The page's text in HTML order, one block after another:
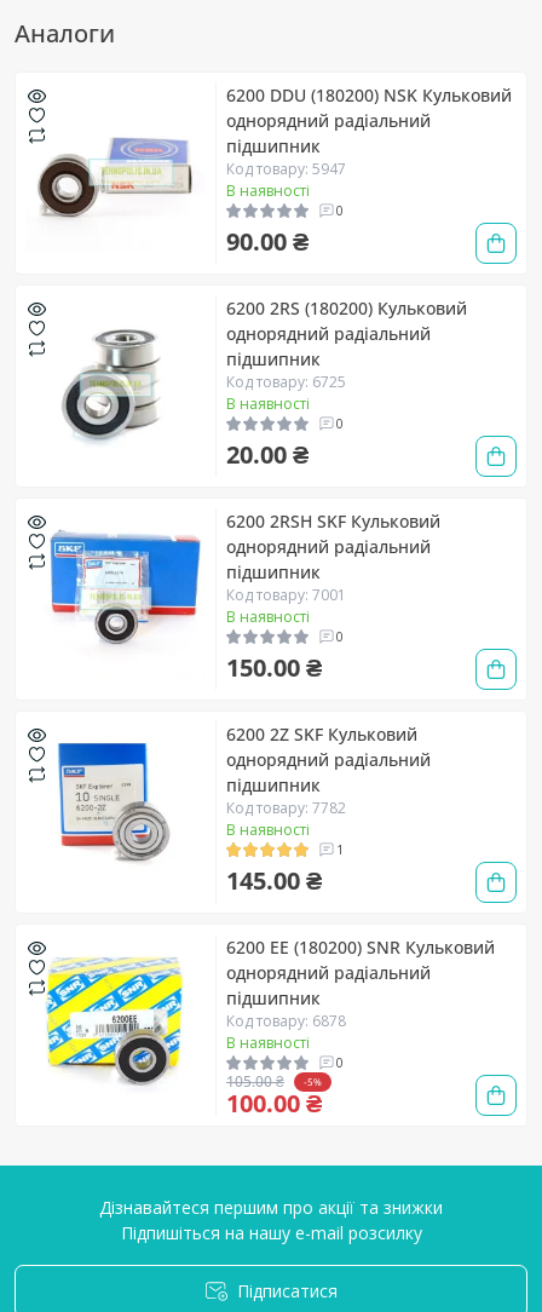
Аналоги
6200 DDU (180200) NSK Кульковий
однорядний радіальний
підшипник
Код товару: 5947
В наявності
0
90.00 ₴
6200 2RS (180200) Кульковий
однорядний радіальний
підшипник
Код товару: 6725
В наявності
0
20.00 ₴
6200 2RSH SKF Кульковий
однорядний радіальний
підшипник
Код товару: 7001
В наявності
0
150.00 ₴
6200 2Z SKF Кульковий
однорядний радіальний
підшипник
Код товару: 7782
В наявності
1
145.00 ₴
6200 EE (180200) SNR Кульковий
однорядний радіальний
підшипник
Код товару: 6878
В наявності
0
105.00 ₴ -5%
100.00 ₴
Дізнавайтеся першим про акції та знижки
Підпишіться на нашу e-mail розсилку
Підписатися